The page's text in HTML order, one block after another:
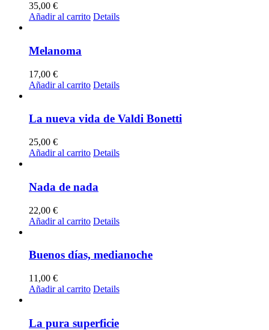
35,00 €
Añadir al carrito Details
Melanoma
17,00 €
Añadir al carrito Details
La nueva vida de Valdi Bonetti
25,00 €
Añadir al carrito Details
Nada de nada
22,00 €
Añadir al carrito Details
Buenos días, medianoche
11,00 €
Añadir al carrito Details
La pura superficie